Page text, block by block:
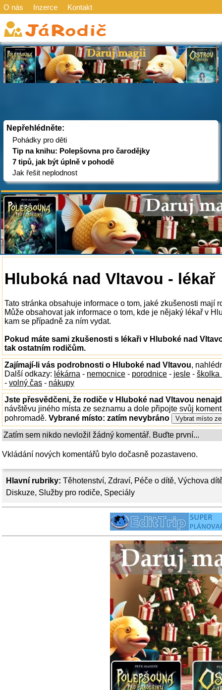
O nás Inzerce Kontakt
Nepřehlédněte:
Pohádky pro děti
Tip na knihu: Polepšovna pro čarodějky
7 tipů, jak být úplně v pohodě
Jak řešit neplodnost
Hlavní rubriky: Těhotenství, Zdraví, Péče o dítě, Výchova
Diskuze, Služby pro rodiče, Speciály
Hluboká nad Vltavou - lékař
Tato stránka obsahuje informace o tom, jaké zkušenosti mají
Může obsahovat jak informace o tom, kde je nějaký lékař v
kam se případně za ním vydat.
Pokud máte sami zkušenosti s lékaři v Hluboké nad
tak ostatním rodičům.
Zajímají-li vás podrobnosti o Hluboké nad Vltavou,
Další odkazy: lékárna - nemocnice - porodnice - jesle - školka
- volný čas - nákupy
Jste přesvědčeni, že rodiče v Hluboké nad Vltavou
návštěvu jiného místa ze seznamu a dole připojte svůj
pohromadě. Vybrané místo: zatím nevybráno
Zatím sem nikdo nevložil žádný komentář. Buďte první...
Vkládání nových komentářů bylo dočasně pozastaveno.